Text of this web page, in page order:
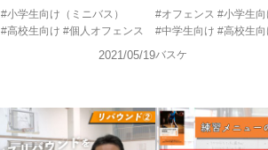
#小学生向け（ミニバス）
#高校生向け #個人オフェンス
2021/05/19
#オフェンス #小学生向
#中学生向け #高校生向
バスケ